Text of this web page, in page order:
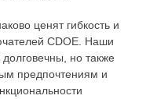
ценят гибкость и
CDOE. Наши
но также
предпочтениям и